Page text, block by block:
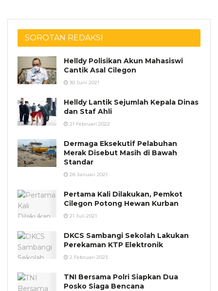
SOROTAN REDAKSI
Helldy Polisikan Akun Mahasiswi
Cantik Asal Cilegon
30 Juni 2021
Helldy Lantik Sejumlah Kepala Dinas
dan Staf Ahli
21 Februari 2022
Dermaga Eksekutif Pelabuhan
Merak Disebut Masih di Bawah
Standar
28 Januari 2021
Pertama Kali Dilakukan, Pemkot
Cilegon Potong Hewan Kurban
21 Juli 2021
DKCS Sambangi Sekolah Lakukan
Perekaman KTP Elektronik
2 Februari 2023
TNI Bersama Polri Siapkan Dua
Posko Siaga Bencana